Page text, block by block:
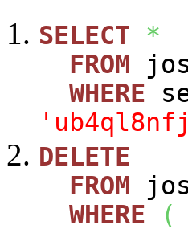
SELECT
*
FROM
WHERE
DELETE
FROM
WHERE
(